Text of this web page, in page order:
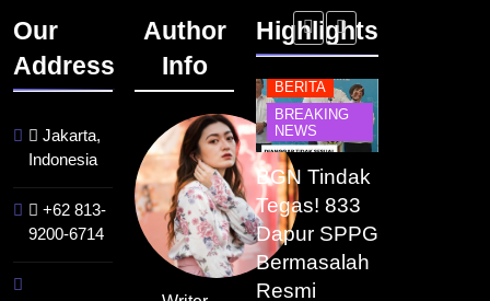
Our
Address
Jakarta,
Indonesia
+62 813-
9200-6714
Author
Info
Highlights
BUDAYA
dalam Peta
Kolonial
Awal Abad
ke-19
BERITA
BREAKING
NEWS
Festival
Budaya
Khatulistiwa
2026
Terselenggara
BERITA
BREAKING
NEWS
BGN Tindak
Tegas! 833
Dapur SPPG
Bermasalah
Resmi
Kualitas
Dukung
Peningkatan